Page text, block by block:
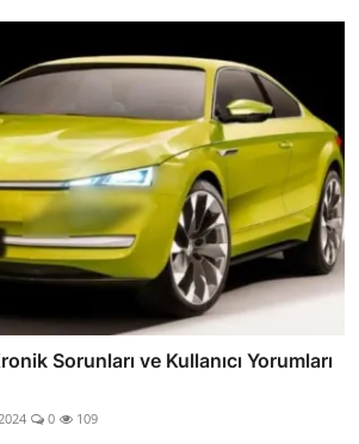
Sorunları ve Kullanıcı Yorumları
0 109